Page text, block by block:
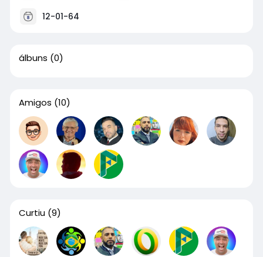
12-01-64
álbuns (0)
Amigos (10)
Curtiu (9)